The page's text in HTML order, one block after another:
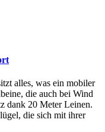
alles, was ein mobiler
die auch bei Wind
dank 20 Meter Leinen.
die sich mit ihrer